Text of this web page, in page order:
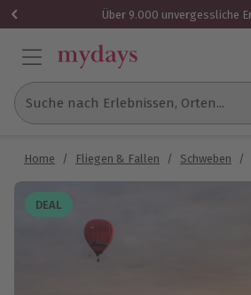
Über 9.000 unvergessliche
Suche nach Erlebnissen, Orten...
Home / Fliegen & Fallen / Schweben /
DEAL